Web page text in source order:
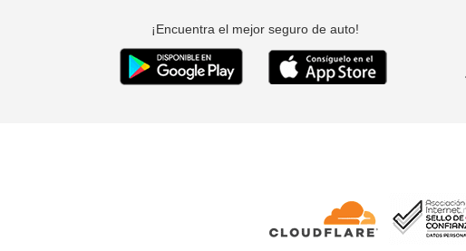
¡Encuentra el mejor seguro de auto!